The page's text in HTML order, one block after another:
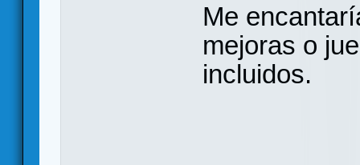
Me
mejoras o
incluidos.